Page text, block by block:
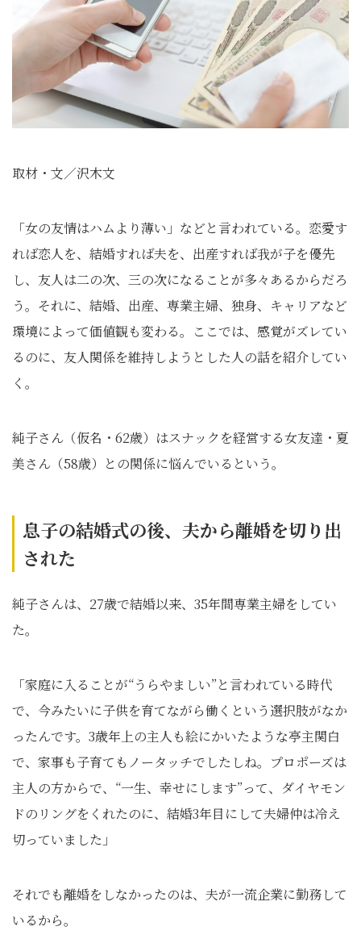
取材・文／沢木文
「女の友情はハムより薄い」などと言われている。恋愛す
れば恋人を、結婚すれば夫を、出産すれば我が子を優先
し、友人は二の次、三の次になることが多々あるからだろ
う。それに、結婚、出産、専業主婦、独身、キャリアなど
環境によって価値観も変わる。ここでは、感覚がズレてい
るのに、友人関係を維持しようとした人の話を紹介してい
く。
純子さん（仮名・62歳）はスナックを経営する女友達・夏
美さん（58歳）との関係に悩んでいるという。
息子の結婚式の後、夫から離婚を切り出
された
純子さんは、27歳で結婚以来、35年間専業主婦をしてい
た。
「家庭に入ることが“うらやましい”と言われている時代
で、今みたいに子供を育てながら働くという選択肢がなか
ったんです。3歳年上の主人も絵にかいたような亭主関白
で、家事も子育てもノータッチでしたしね。プロポーズは
主人の方からで、“一生、幸せにします”って、ダイヤモン
ドのリングをくれたのに、結婚3年目にして夫婦仲は冷え
切っていました」
それでも離婚をしなかったのは、夫が一流企業に勤務して
いるから。